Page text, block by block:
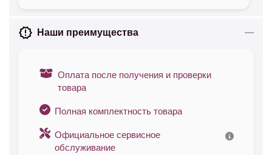
Наши преимущества
Оплата после получения и проверки
товара
Полная комплектность товара
Официальное сервисное
обслуживание